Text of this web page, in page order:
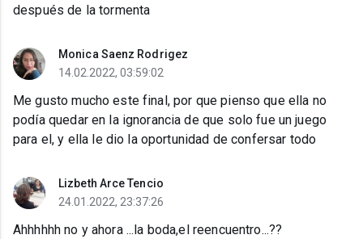
después de la tormenta
Monica Saenz Rodrigez
14.02.2022, 03:59:02
Me gusto mucho este final, por que pienso que ella no
podía quedar en la ignorancia de que solo fue un juego
para el, y ella le dio la oportunidad de confersar todo
Lizbeth Arce Tencio
24.01.2022, 23:37:26
Ahhhhhh no y ahora ...la boda,el reencuentro...??